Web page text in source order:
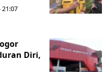
21:07
Diri,